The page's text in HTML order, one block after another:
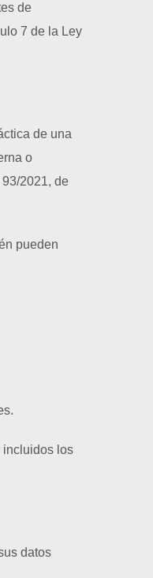
de
7 de la Ley
de una
o
2021, de
pueden
incluidos los
datos